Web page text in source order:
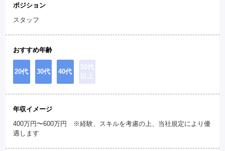
ポジション
スタッフ
おすすめ年齢
20代 30代 40代
50代
以上
年収イメージ
400万円〜600万円 ※経験、スキルを考慮の上、当社規定により優
遇します